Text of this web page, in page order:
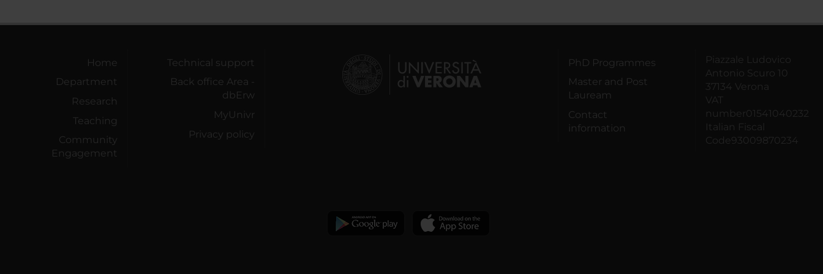
Home
Department
Research
Teaching
Community
Engagement
Technical support
Back office Area -
dbErw
MyUnivr
Privacy policy
PhD Programmes
Master and Post
Lauream
Contact
information
Piazzale Ludovico
Antonio Scuro 10
37134 Verona
VAT
number01541040232
Italian Fiscal
Code93009870234